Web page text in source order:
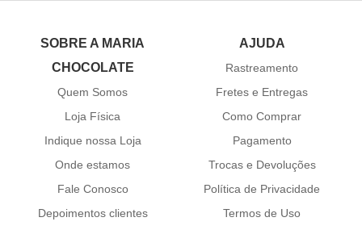
SOBRE A MARIA
CHOCOLATE
Quem Somos
Loja Física
Indique nossa Loja
Onde estamos
Fale Conosco
Depoimentos clientes
AJUDA
Rastreamento
Fretes e Entregas
Como Comprar
Pagamento
Trocas e Devoluções
Política de Privacidade
Termos de Uso